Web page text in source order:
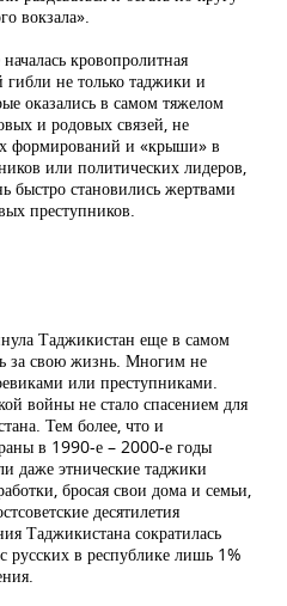
вокзала».
кровопролитная
гибли не только таджики и
оказались в самом тяжелом
и родовых связей, не
формирований и «крыши» в
или политических лидеров,
быстро становились жертвами
преступников.
Таджикистан еще в самом
за свою жизнь. Многим не
или преступниками.
войны не стало спасением для
Тем более, что и
в 1990-е – 2000-е годы
даже этнические таджики
бросая свои дома и семьи,
десятилетия
Таджикистана сократилась
русских в республике лишь 1%